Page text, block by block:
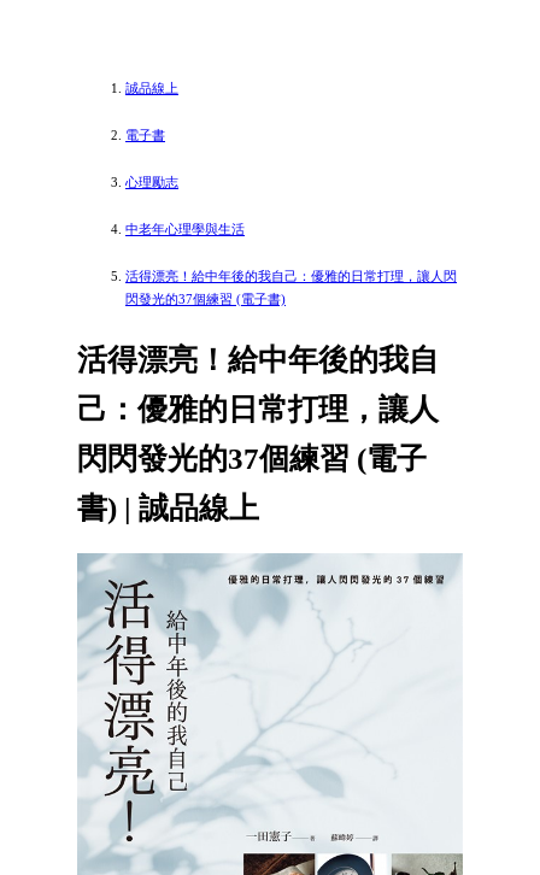
誠品線上
電子書
心理勵志
中老年心理學與生活
活得漂亮！給中年後的我自己：優雅的日常打理，讓人閃
閃發光的37個練習 (電子書)
活得漂亮！給中年後的我自
己：優雅的日常打理，讓人
閃閃發光的37個練習 (電子
書) | 誠品線上